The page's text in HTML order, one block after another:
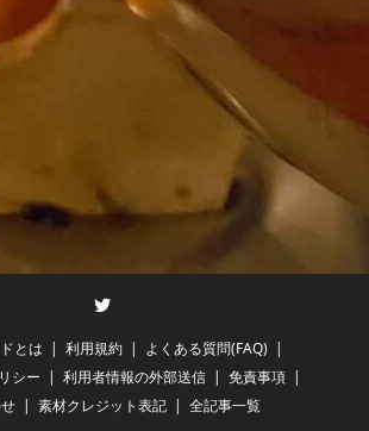
とは 利用規約
よくある質問(FAQ)
シー
利用者情報の外部送信
免責事項
素材クレジット表記 全記事一覧